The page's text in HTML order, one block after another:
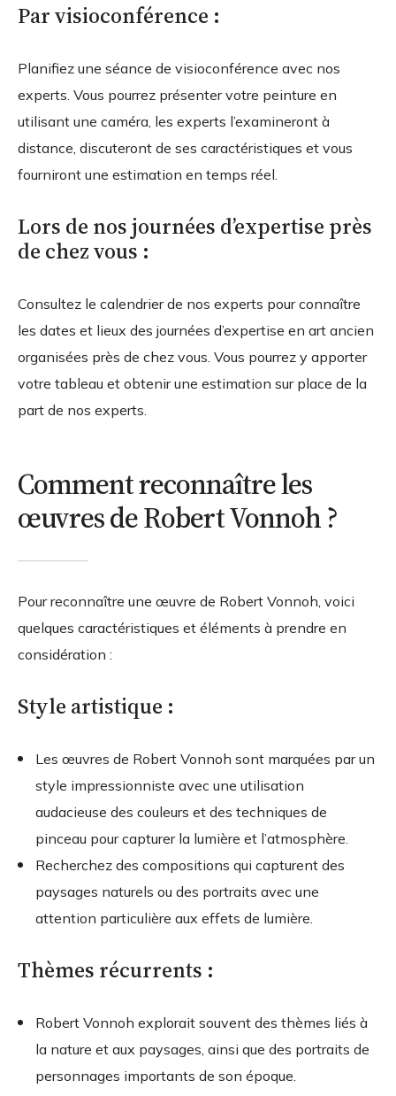
Par visioconférence :
Planifiez une séance de visioconférence avec nos
experts. Vous pourrez présenter votre peinture en
utilisant une caméra, les experts l’examineront à
distance, discuteront de ses caractéristiques et vous
fourniront une estimation en temps réel.
Lors de nos journées d’expertise près
de chez vous :
Consultez le calendrier de nos experts pour connaître
les dates et lieux des journées d’expertise en art ancien
organisées près de chez vous. Vous pourrez y apporter
votre tableau et obtenir une estimation sur place de la
part de nos experts.
Comment reconnaître les
œuvres de Robert Vonnoh ?
Pour reconnaître une œuvre de Robert Vonnoh, voici
quelques caractéristiques et éléments à prendre en
considération :
Style artistique :
Les œuvres de Robert Vonnoh sont marquées par un
style impressionniste avec une utilisation
audacieuse des couleurs et des techniques de
pinceau pour capturer la lumière et l’atmosphère.
Recherchez des compositions qui capturent des
paysages naturels ou des portraits avec une
attention particulière aux effets de lumière.
Thèmes récurrents :
Robert Vonnoh explorait souvent des thèmes liés à
la nature et aux paysages, ainsi que des portraits de
personnages importants de son époque.